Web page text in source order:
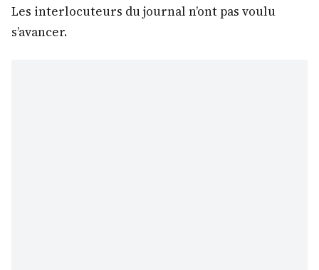
Les interlocuteurs du journal n’ont pas voulu
s’avancer.